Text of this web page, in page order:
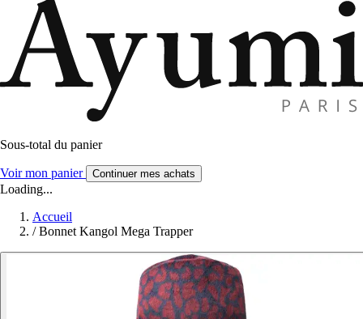
Sous-total du panier
Voir mon panier Continuer mes achats
Loading...
Accueil
/ Bonnet Kangol Mega Trapper